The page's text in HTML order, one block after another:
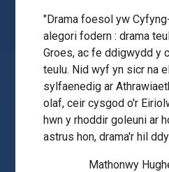
"Drama foesol yw
alegori fodern : drama
Groes, ac fe ddigwydd y
teulu. Nid wyf yn sicr na
sylfaenedig ar
olaf, ceir cysgod o'r
hwn y rhoddir goleuni ar
astrus hon, drama'r hil
Mathonwy